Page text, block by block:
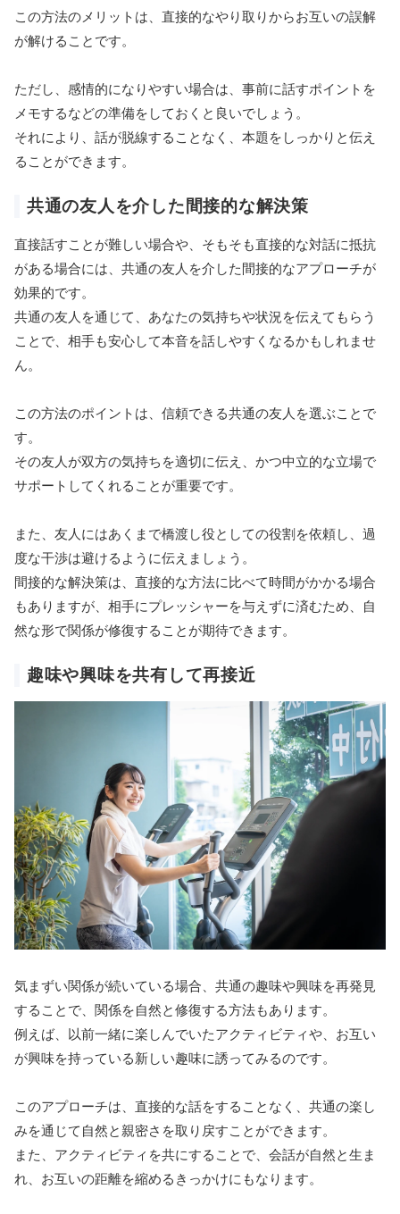
この方法のメリットは、直接的なやり取りからお互いの誤解
が解けることです。
ただし、感情的になりやすい場合は、事前に話すポイントを
メモするなどの準備をしておくと良いでしょう。
それにより、話が脱線することなく、本題をしっかりと伝え
ることができます。
共通の友人を介した間接的な解決策
直接話すことが難しい場合や、そもそも直接的な対話に抵抗
がある場合には、共通の友人を介した間接的なアプローチが
効果的です。
共通の友人を通じて、あなたの気持ちや状況を伝えてもらう
ことで、相手も安心して本音を話しやすくなるかもしれませ
ん。
この方法のポイントは、信頼できる共通の友人を選ぶことで
す。
その友人が双方の気持ちを適切に伝え、かつ中立的な立場で
サポートしてくれることが重要です。
また、友人にはあくまで橋渡し役としての役割を依頼し、過
度な干渉は避けるように伝えましょう。
間接的な解決策は、直接的な方法に比べて時間がかかる場合
もありますが、相手にプレッシャーを与えずに済むため、自
然な形で関係が修復することが期待できます。
趣味や興味を共有して再接近
気まずい関係が続いている場合、共通の趣味や興味を再発見
することで、関係を自然と修復する方法もあります。
例えば、以前一緒に楽しんでいたアクティビティや、お互い
が興味を持っている新しい趣味に誘ってみるのです。
このアプローチは、直接的な話をすることなく、共通の楽し
みを通じて自然と親密さを取り戻すことができます。
また、アクティビティを共にすることで、会話が自然と生ま
れ、お互いの距離を縮めるきっかけにもなります。